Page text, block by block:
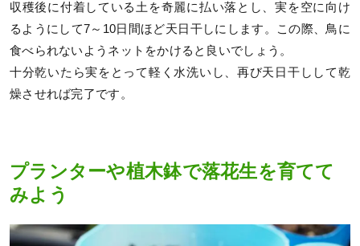
収穫後に付着している土を奇麗に払い落とし、実を空に向け
るようにして7～10日間ほど天日干しにします。この際、鳥に
食べられないようネットをかけると良いでしょう。
十分乾いたら実をとって軽く水洗いし、再び天日干しして乾
燥させれば完了です。
プランターや植木鉢で落花生を育てて
みよう